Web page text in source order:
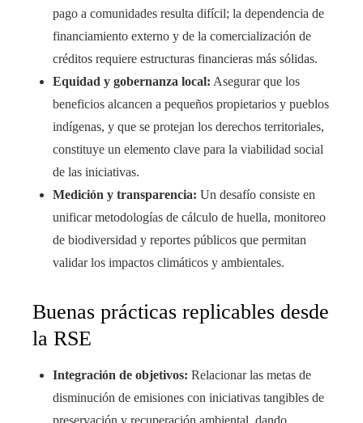
pago a comunidades resulta difícil; la dependencia de
financiamiento externo y de la comercialización de
créditos requiere estructuras financieras más sólidas.
Equidad y gobernanza local: Asegurar que los
beneficios alcancen a pequeños propietarios y pueblos
indígenas, y que se protejan los derechos territoriales,
constituye un elemento clave para la viabilidad social
de las iniciativas.
Medición y transparencia: Un desafío consiste en
unificar metodologías de cálculo de huella, monitoreo
de biodiversidad y reportes públicos que permitan
validar los impactos climáticos y ambientales.
Buenas prácticas replicables desde
la RSE
Integración de objetivos: Relacionar las metas de
disminución de emisiones con iniciativas tangibles de